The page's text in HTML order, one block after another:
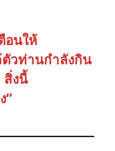
อนให้
วท่านกำลังกิน
สิ่งนี้
”